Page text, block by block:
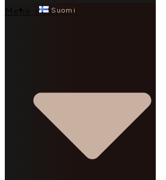
Mene sisältöön
Suomi